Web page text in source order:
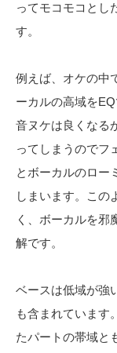
ってモコモコとし
す。
例えば、オケの中
ーカルの高域を
音ヌケは良くなる
ってしまうのでフ
とボーカルのロー
しまいます。この
く、ボーカルを邪
解です。
ベースは低域が強
も含まれています
たパートの帯域と